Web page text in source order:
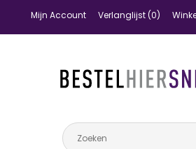
Mijn Account Verlanglijst (0)